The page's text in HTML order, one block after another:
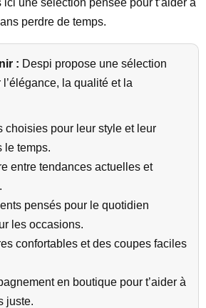
ici une sélection pensée pour t’aider à
perdre de temps.
: Despi propose une sélection
la qualité et la
choisies pour leur style et leur
le temps.
entre tendances actuelles et
pensés pour le quotidien
les occasions.
confortables et des coupes faciles
en boutique pour t’aider à
juste.